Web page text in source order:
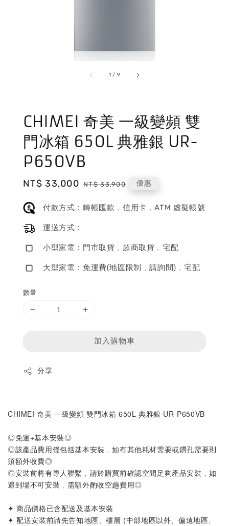
1 / 9
CHIMEI 奇美 一級變頻 雙
門冰箱 650L 典雅銀 UR-
P650VB
Sale
NT$ 33,000 Regular
NT$ 33,900 優惠
付款方式：轉帳匯款﹐信用卡﹐ATM 虛擬帳號
運送方式：
小型家電：門市取貨﹐超商取貨﹐宅配
大型家電：免運費(地區限制﹐請詢問)﹐宅配
數量
加入購物車
分享
CHIMEI 奇美 一級變頻 雙門冰箱 650L 典雅銀 UR-P650VB
◎免運+基本安裝◎
◎該產品費用僅包括基本安裝﹐如有其他耗材需要或鑽孔需要則
須額外收費◎
◎安裝前將有專人聯繫﹐請於購買前確認空間足夠產品安裝﹐如
遇到場不可安裝﹐需額外酌收空趟費用◎
✦ 商品價格已含配送及基本安裝
✦ 配送安裝前請先告知地區、樓層 (中部地區以外、偏遠地區、